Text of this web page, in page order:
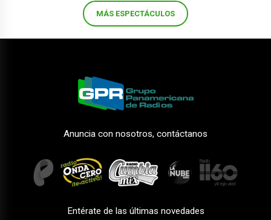
MÁS ESPECTÁCULOS
Anuncia con nosotros, contáctanos
Entérate de las últimas novedades